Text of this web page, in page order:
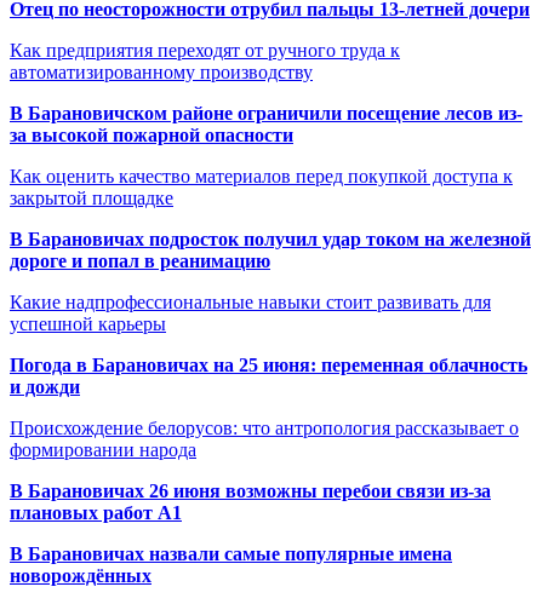
Отец по неосторожности отрубил пальцы 13-летней дочери
Как предприятия переходят от ручного труда к
автоматизированному производству
В Барановичском районе ограничили посещение лесов из-
за высокой пожарной опасности
Как оценить качество материалов перед покупкой доступа к
закрытой площадке
В Барановичах подросток получил удар током на железной
дороге и попал в реанимацию
Какие надпрофессиональные навыки стоит развивать для
успешной карьеры
Погода в Барановичах на 25 июня: переменная облачность
и дожди
Происхождение белорусов: что антропология рассказывает о
формировании народа
В Барановичах 26 июня возможны перебои связи из-за
плановых работ A1
В Барановичах назвали самые популярные имена
новорождённых